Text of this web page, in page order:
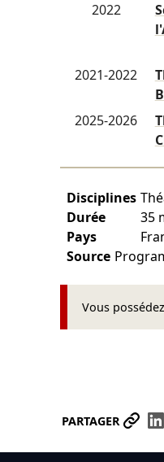
2022
2021-2022
2025-2026
Disciplines
Durée
35
Pays
Source
Vous
PARTAGER